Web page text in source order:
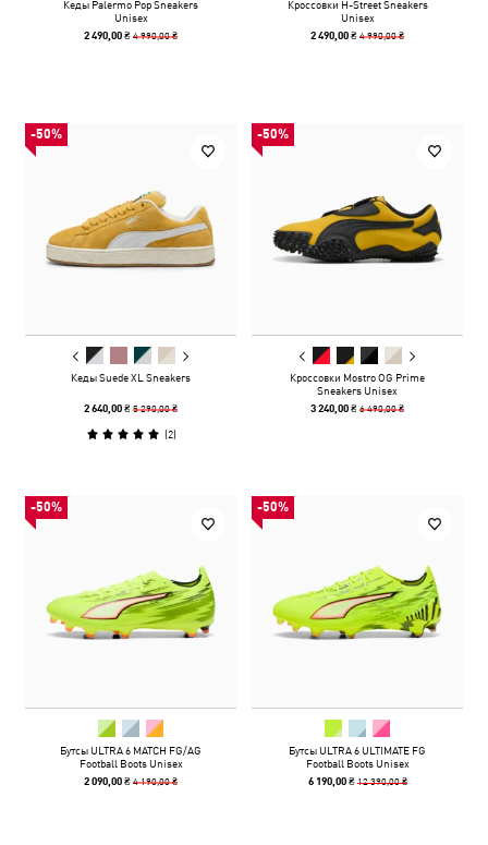
Кеды Palermo Pop Sneakers
Unisex
2 490,00 ₴4 990,00 ₴
Кроссовки H-Street Sneakers
Unisex
2 490,00 ₴4 990,00 ₴
-50%
Кеды Suede XL Sneakers
2 640,00 ₴5 290,00 ₴
(2)
-50%
Кроссовки Mostro OG Prime
Sneakers Unisex
3 240,00 ₴6 490,00 ₴
-50%
Бутсы ULTRA 6 MATCH FG/AG
Football Boots Unisex
2 090,00 ₴4 190,00 ₴
-50%
Бутсы ULTRA 6 ULTIMATE FG
Football Boots Unisex
6 190,00 ₴ 12 390,00 ₴